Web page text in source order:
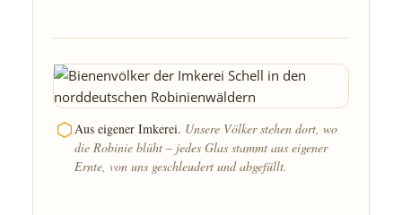
Aus eigener Imkerei. Unsere Völker stehen dort, wo
die Robinie blüht – jedes Glas stammt aus eigener
Ernte, von uns geschleudert und abgefüllt.